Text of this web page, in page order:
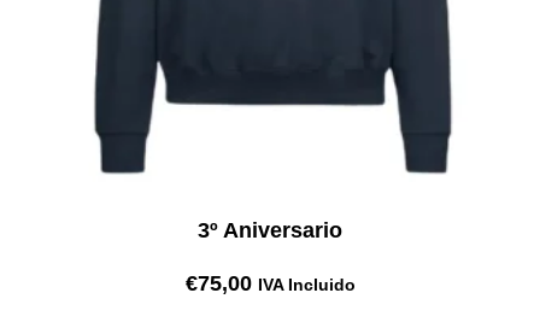
3º Aniversario
€75,00 IVA Incluido